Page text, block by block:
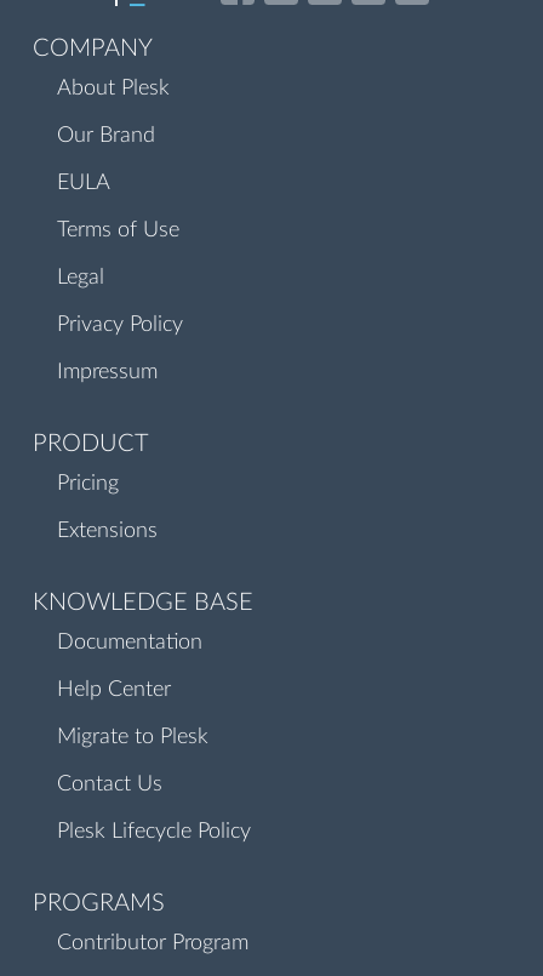
COMPANY
About Plesk
Our Brand
EULA
Terms of Use
Legal
Privacy Policy
Impressum
PRODUCT
Pricing
Extensions
KNOWLEDGE BASE
Documentation
Help Center
Migrate to Plesk
Contact Us
Plesk Lifecycle Policy
PROGRAMS
Contributor Program